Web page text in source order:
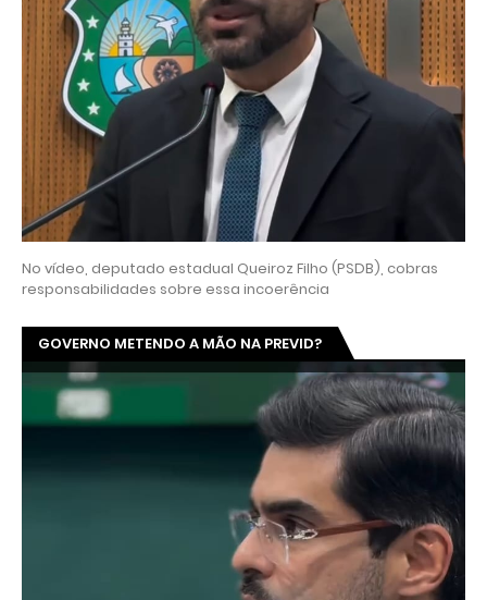
No vídeo, deputado estadual Queiroz Filho (PSDB), cobras
responsabilidades sobre essa incoerência
GOVERNO METENDO A MÃO NA PREVID?